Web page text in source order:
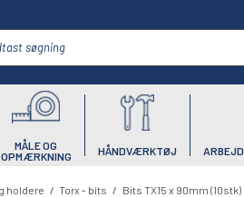
MÅLE OG
OPMÆRKNING
HÅNDVÆRKTØJ
holdere / Torx - bits / Bits TX15 x 90mm (10stk)